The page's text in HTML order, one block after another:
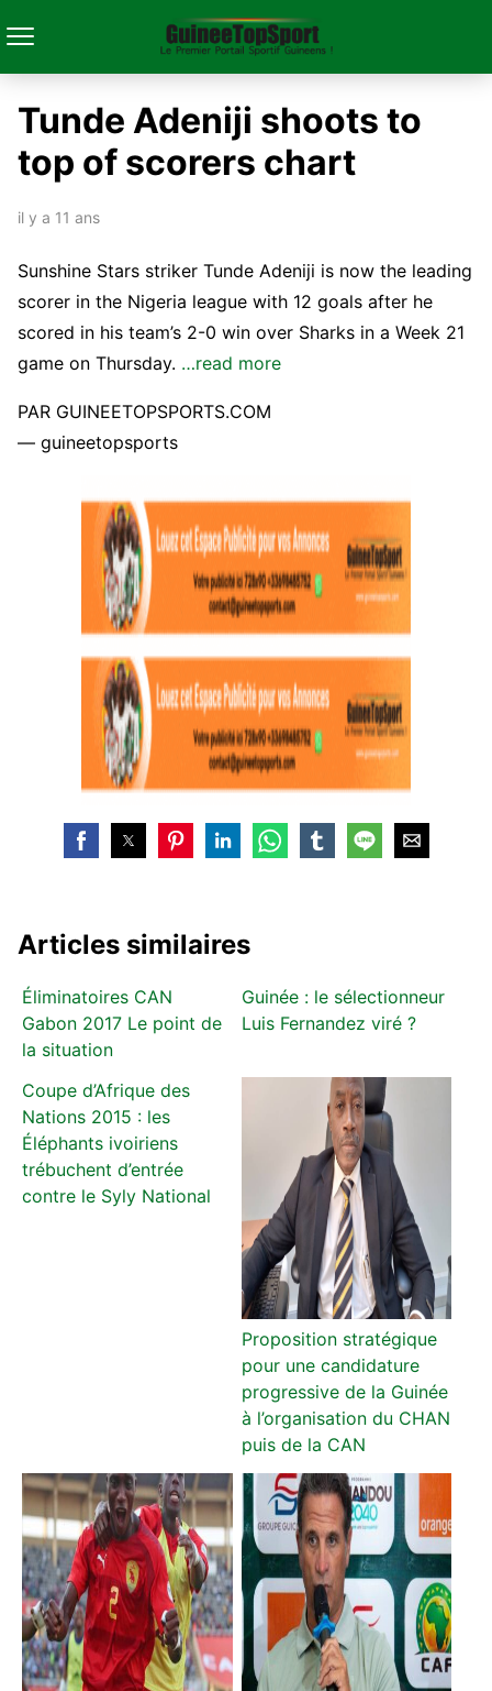
Tunde Adeniji shoots to
top of scorers chart
il y a 11 ans
Sunshine Stars striker Tunde Adeniji is now the leading
scorer in the Nigeria league with 12 goals after he
scored in his team’s 2-0 win over Sharks in a Week 21
game on Thursday. …read more
PAR GUINEETOPSPORTS.COM
— guineetopsports
Articles similaires
Éliminatoires CAN
Gabon 2017 Le point de
la situation
Guinée : le sélectionneur
Luis Fernandez viré ?
Coupe d’Afrique des
Nations 2015 : les
Éléphants ivoiriens
trébuchent d’entrée
contre le Syly National
Proposition stratégique
pour une candidature
progressive de la Guinée
à l’organisation du CHAN
puis de la CAN